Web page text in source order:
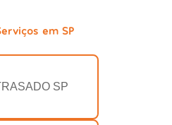
em SP
SP